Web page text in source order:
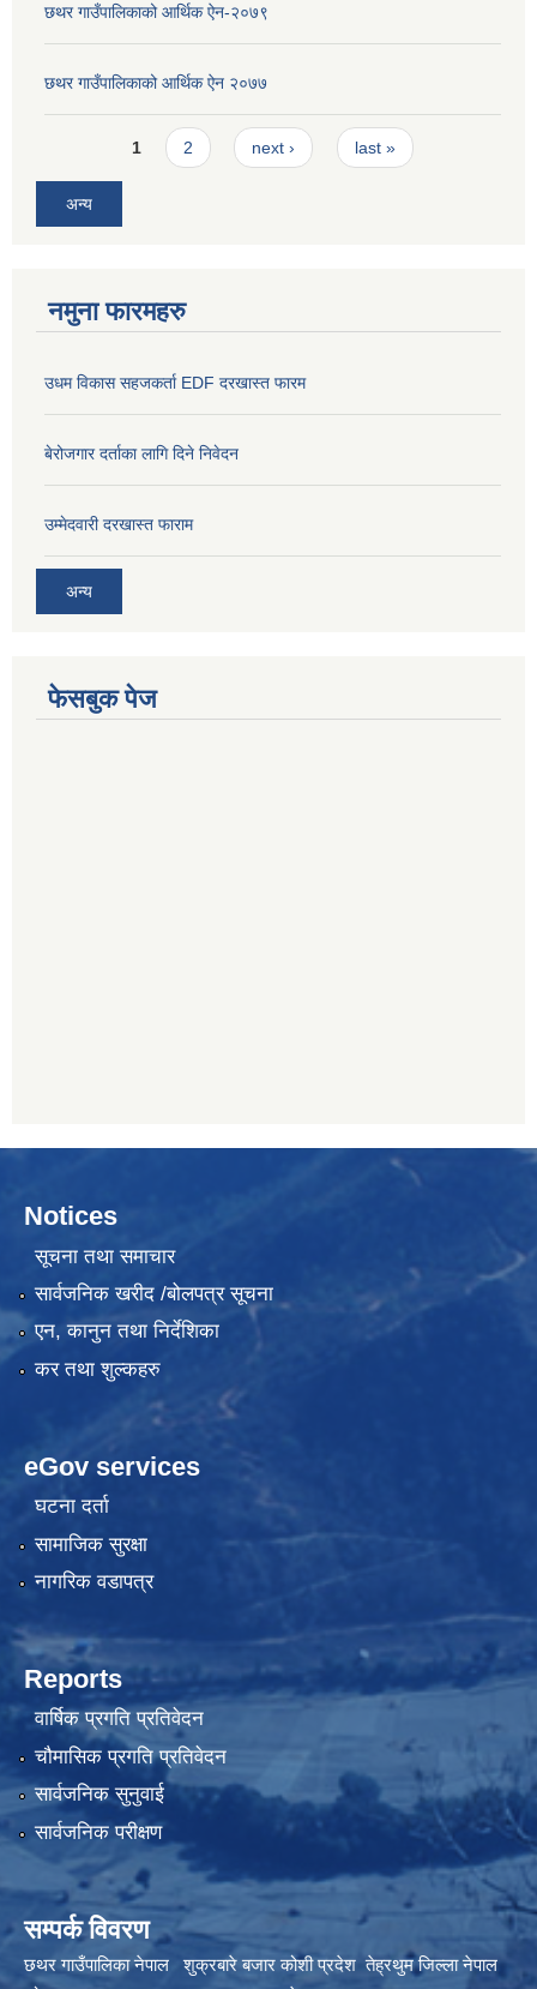
छथर गाउँपालिकाको आर्थिक ऐन-२०७९
छथर गाउँपालिकाको आर्थिक ऐन २०७७
Pages1 2 next › last »
अन्य
नमुना फारमहरु
उधम विकास सहजकर्ता EDF दरखास्त फारम
बेरोजगार दर्ताका लागि दिने निवेदन
उम्मेदवारी दरखास्त फाराम
अन्य
फेसबुक पेज
Notices
सूचना तथा समाचार
सार्वजनिक खरीद /बोलपत्र सूचना
एन, कानुन तथा निर्देशिका
कर तथा शुल्कहरु
eGov services
घटना दर्ता
सामाजिक सुरक्षा
नागरिक वडापत्र
Reports
वार्षिक प्रगति प्रतिवेदन
चौमासिक प्रगति प्रतिवेदन
सार्वजनिक सुनुवाई
सार्वजनिक परीक्षण
सम्पर्क विवरण
छथर गाउँपालिका नेपाल शुक्रबारे बजार कोशी प्रदेश तेह्रथुम जिल्ला नेपाल